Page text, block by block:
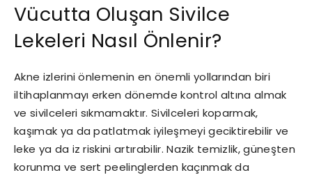
Vücutta Oluşan Sivilce
Lekeleri Nasıl Önlenir?
Akne izlerini önlemenin en önemli yollarından biri
iltihaplanmayı erken dönemde kontrol altına almak
ve sivilceleri sıkmamaktır. Sivilceleri koparmak,
kaşımak ya da patlatmak iyileşmeyi geciktirebilir ve
leke ya da iz riskini artırabilir. Nazik temizlik, güneşten
korunma ve sert peelinglerden kaçınmak da